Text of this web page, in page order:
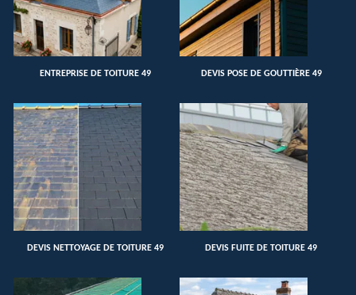
ENTREPRISE DE TOITURE 49 DEVIS POSE DE GOUTTIÈRE 49
DEVIS NETTOYAGE DE TOITURE 49 DEVIS FUITE DE TOITURE 49